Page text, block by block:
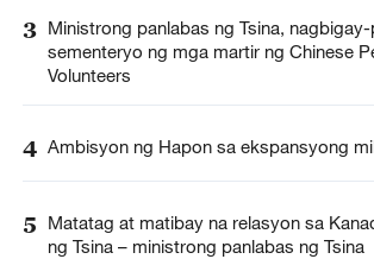
3 Ministrong panlabas ng Tsina,
sementeryo ng mga martir ng Chinese
Volunteers
4 Ambisyon ng Hapon sa ekspansyong
5
Matatag at matibay na relasyon sa
ng Tsina – ministrong panlabas ng Tsina